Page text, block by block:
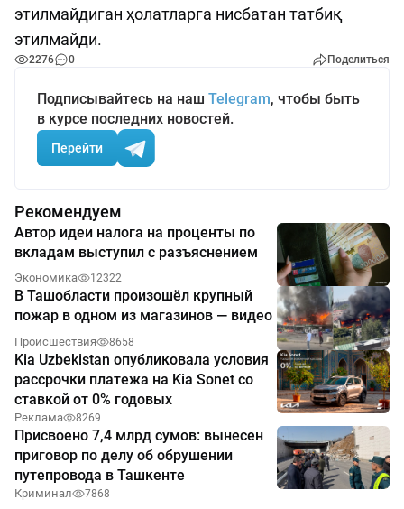
этилмайдиган ҳолатларга нисбатан татбиқ
этилмайди.
2276 0 Поделиться
Подписывайтесь на наш Telegram, чтобы быть
в курсе последних новостей.
Перейти
Рекомендуем
Автор идеи налога на проценты по
вкладам выступил с разъяснением
Экономика 12322
В Ташобласти произошёл крупный
пожар в одном из магазинов — видео
Происшествия 8658
Kia Uzbekistan опубликовала условия
рассрочки платежа на Kia Sonet со
ставкой от 0% годовых
Реклама 8269
Присвоено 7,4 млрд сумов: вынесен
приговор по делу об обрушении
путепровода в Ташкенте
Криминал 7868